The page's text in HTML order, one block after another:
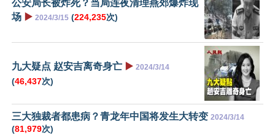
公安局长被炸死？当局连夜清理燕郊爆炸现
场 ▶️ 2024/3/15 (224,235次)
九大疑点 赵安吉离奇身亡 ▶️ 2024/3/14
(46,437次)
三大独裁者都患病？青龙年中国将发生大转变 2024/3/14
(81,979次)